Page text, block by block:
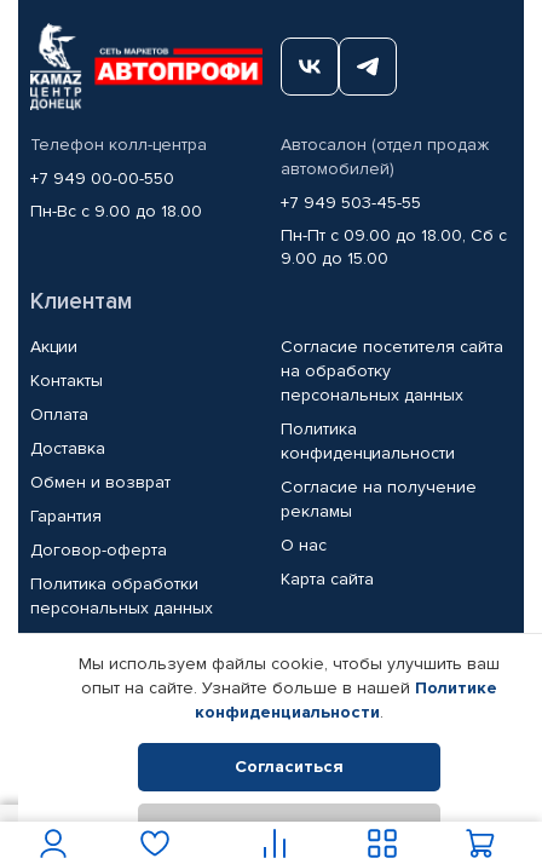
Телефон колл-центра
+7 949 00-00-550
Пн-Вс с 9.00 до 18.00
Автосалон (отдел продаж
автомобилей)
+7 949 503-45-55
Пн-Пт с 09.00 до 18.00, Сб с
9.00 до 15.00
Клиентам
Акции
Контакты
Оплата
Доставка
Обмен и возврат
Гарантия
Договор-оферта
Политика обработки
персональных данных
Согласие посетителя сайта
на обработку
персональных данных
Политика
конфиденциальности
Согласие на получение
рекламы
О нас
Карта сайта
Партнерам
Корпоративным клиентам
Поставщикам
Реквизиты компании
© КАМАЗ ЦЕНТР ДОНЕЦК, 2015-2026. Все права защищены.
Интернет-магазин автомобильных товаров Автопрофи.
Мы используем файлы cookie, чтобы улучшить ваш
опыт на сайте. Узнайте больше в нашей Политике
конфиденциальности.
Согласиться
Отклонить
В корзину